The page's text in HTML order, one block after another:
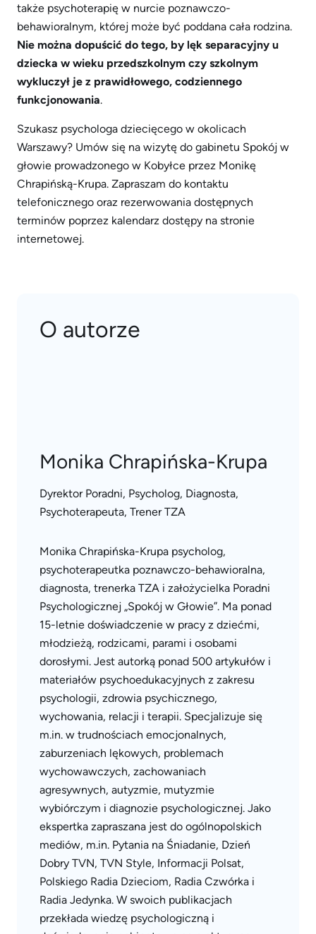
także psychoterapię w nurcie poznawczo-
behawioralnym, której może być poddana cała rodzina.
Nie można dopuścić do tego, by lęk separacyjny u
dziecka w wieku przedszkolnym czy szkolnym
wykluczył je z prawidłowego, codziennego
funkcjonowania.
Szukasz psychologa dziecięcego w okolicach
Warszawy? Umów się na wizytę do gabinetu Spokój w
głowie prowadzonego w Kobyłce przez Monikę
Chrapińską-Krupa. Zapraszam do kontaktu
telefonicznego oraz rezerwowania dostępnych
terminów poprzez kalendarz dostępy na stronie
internetowej.
O autorze
Monika Chrapińska-Krupa
Dyrektor Poradni, Psycholog, Diagnosta,
Psychoterapeuta, Trener TZA
Monika Chrapińska-Krupa psycholog,
psychoterapeutka poznawczo-behawioralna,
diagnosta, trenerka TZA i założycielka Poradni
Psychologicznej „Spokój w Głowie”. Ma ponad
15-letnie doświadczenie w pracy z dziećmi,
młodzieżą, rodzicami, parami i osobami
dorosłymi. Jest autorką ponad 500 artykułów i
materiałów psychoedukacyjnych z zakresu
psychologii, zdrowia psychicznego,
wychowania, relacji i terapii. Specjalizuje się
m.in. w trudnościach emocjonalnych,
zaburzeniach lękowych, problemach
wychowawczych, zachowaniach
agresywnych, autyzmie, mutyzmie
wybiórczym i diagnozie psychologicznej. Jako
ekspertka zapraszana jest do ogólnopolskich
mediów, m.in. Pytania na Śniadanie, Dzień
Dobry TVN, TVN Style, Informacji Polsat,
Polskiego Radia Dzieciom, Radia Czwórka i
Radia Jedynka. W swoich publikacjach
przekłada wiedzę psychologiczną i